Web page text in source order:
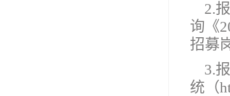
2.
询《
招募
3.
统（